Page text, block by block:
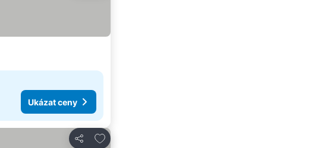
Ukázat ceny
Sdílet
Přidat na seznam oblíbených hotelů